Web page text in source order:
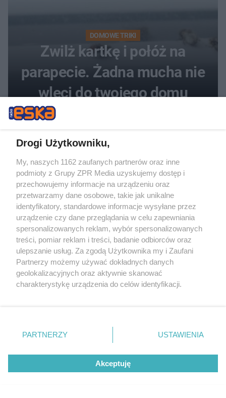
DOMOWE TRIKI
Zwilż kartkę i połóż na
parapecie. Żadna mucha nie
wleci do twojego domu
RZADKIE IMIONA
To imię brzmi jak nazwa
europejskiego kraju. W
Polsce nosi je zaledwie 3
Drogi Użytkowniku,
My, naszych 1162 zaufanych partnerów oraz inne
podmioty z Grupy ZPR Media uzyskujemy dostęp i
przechowujemy informacje na urządzeniu oraz
przetwarzamy dane osobowe, takie jak unikalne
identyfikatory, standardowe informacje wysyłane przez
urządzenie czy dane przeglądania w celu zapewniania
spersonalizowanych reklam, wybór spersonalizowanych
treści, pomiar reklam i treści, badanie odbiorców oraz
ulepszanie usług. Za zgodą Użytkownika my i Zaufani
Partnerzy możemy używać dokładnych danych
geolokalizacyjnych oraz aktywnie skanować
charakterystykę urządzenia do celów identyfikacji.
zmienić/wycofać klikając przycisk ustawień prywatności
znajdujący się w lewym dolnym rogu strony
rodzaje przetwarzania danych nie wymagają zgody
użytkownika, ale masz prawo sprzeciwić się takiemu
przetwarzaniu. Preferencje będą miały zastosowanie tylko
PARTNERZY USTAWIENIA
Akceptuję